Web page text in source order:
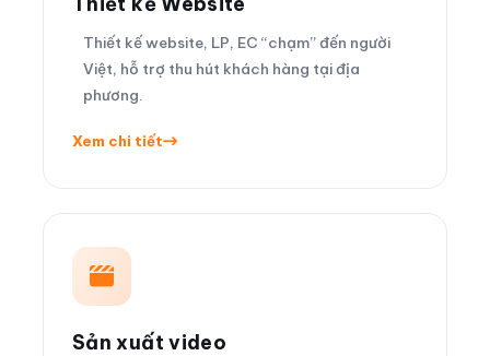
Thiết kế website, LP, EC “chạm” đến người
Việt, hỗ trợ thu hút khách hàng tại địa
phương.
Xem chi tiết
Sản xuất video